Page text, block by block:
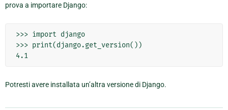
prova a importare Django:
>>> import django
>>> print(django.get_version())
Potresti avere installata un’altra versione di Django.